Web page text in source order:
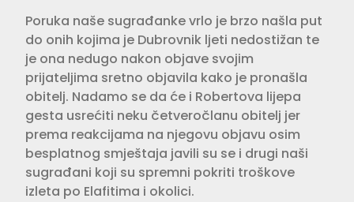
Poruka naše sugrađanke vrlo je brzo našla put
do onih kojima je Dubrovnik ljeti nedostižan te
je ona nedugo nakon objave svojim
prijateljima sretno objavila kako je pronašla
obitelj. Nadamo se da će i Robertova lijepa
gesta usrećiti neku četveročlanu obitelj jer
prema reakcijama na njegovu objavu osim
besplatnog smještaja javili su se i drugi naši
sugrađani koji su spremni pokriti troškove
izleta po Elafitima i okolici.